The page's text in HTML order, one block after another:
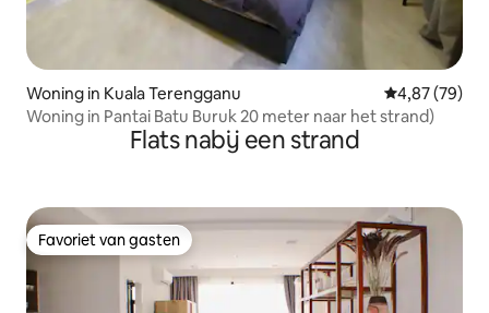
Woning in Kuala Terengganu Gemiddelde
4,87 (79)
Woning in Pantai Batu Buruk 20 meter naar het strand)
Flats nabij een strand
Favoriet van gasten
Favoriet van gasten